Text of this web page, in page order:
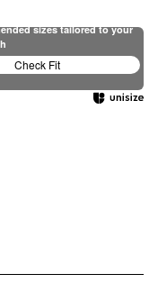
sizes tailored to your
Check Fit